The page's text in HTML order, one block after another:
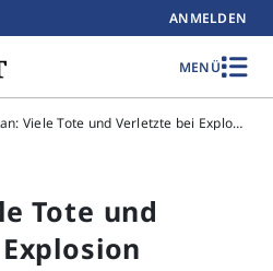
ANMELDEN
MENÜ
Pakistan: Viele Tote und Verletzte bei Explosion
Tote und